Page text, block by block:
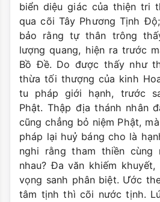
biển diệu giác của thiện tri
qua cõi Tây Phương Tịnh
bảo rằng tự thân trông
lượng quang, hiện ra trước
Bồ Đề. Do được thấy như
thừa tối thượng của kinh
tu pháp giới hạnh, trước
Phật. Thập địa thánh nhân
cũng chẳng bỏ niệm Phật,
pháp lại huỷ báng cho là
nghi rằng tham thiền cùng
nhau? Đa văn khiếm
vọng sanh phân biệt. Ước
tâm tịnh thì cõi nước tịnh.